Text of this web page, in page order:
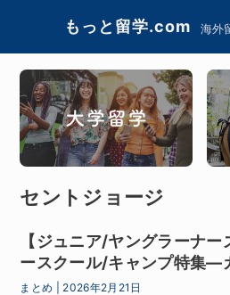
もっと留学.com 海外
セントジョージ
【ジュニア/ヤングラーナ
ースクール/キャンプ特集―
まとめ
2026年2月21日